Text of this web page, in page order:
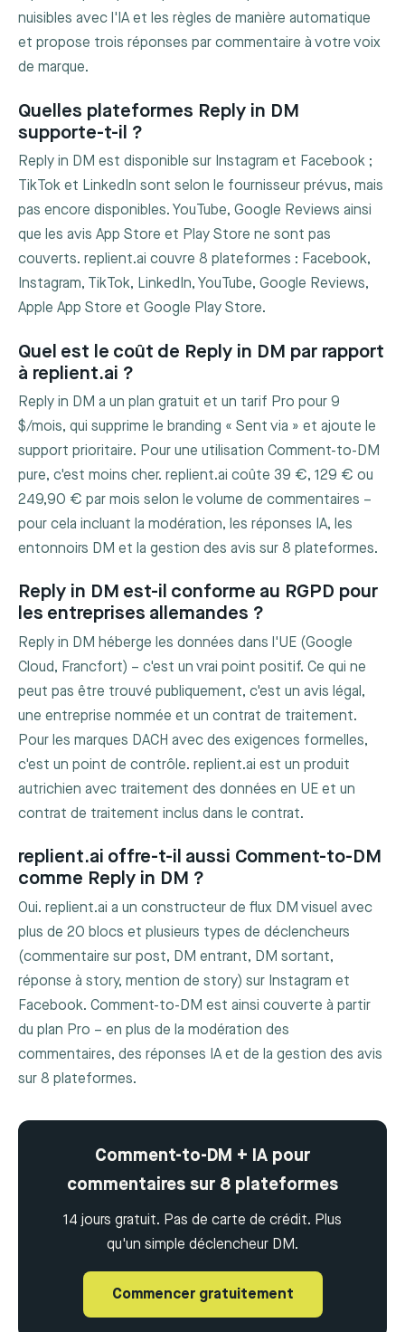
nuisibles avec l'IA et les règles de manière automatique
et propose trois réponses par commentaire à votre voix
de marque.
Quelles plateformes Reply in DM
supporte-t-il ?
Reply in DM est disponible sur Instagram et Facebook ;
TikTok et LinkedIn sont selon le fournisseur prévus, mais
pas encore disponibles. YouTube, Google Reviews ainsi
que les avis App Store et Play Store ne sont pas
couverts. replient.ai couvre 8 plateformes : Facebook,
Instagram, TikTok, LinkedIn, YouTube, Google Reviews,
Apple App Store et Google Play Store.
Quel est le coût de Reply in DM par rapport
à replient.ai ?
Reply in DM a un plan gratuit et un tarif Pro pour 9
$/mois, qui supprime le branding « Sent via » et ajoute le
support prioritaire. Pour une utilisation Comment-to-DM
pure, c'est moins cher. replient.ai coûte 39 €, 129 € ou
249,90 € par mois selon le volume de commentaires –
pour cela incluant la modération, les réponses IA, les
entonnoirs DM et la gestion des avis sur 8 plateformes.
Reply in DM est-il conforme au RGPD pour
les entreprises allemandes ?
Reply in DM héberge les données dans l'UE (Google
Cloud, Francfort) – c'est un vrai point positif. Ce qui ne
peut pas être trouvé publiquement, c'est un avis légal,
une entreprise nommée et un contrat de traitement.
Pour les marques DACH avec des exigences formelles,
c'est un point de contrôle. replient.ai est un produit
autrichien avec traitement des données en UE et un
contrat de traitement inclus dans le contrat.
replient.ai offre-t-il aussi Comment-to-DM
comme Reply in DM ?
Oui. replient.ai a un constructeur de flux DM visuel avec
plus de 20 blocs et plusieurs types de déclencheurs
(commentaire sur post, DM entrant, DM sortant,
réponse à story, mention de story) sur Instagram et
Facebook. Comment-to-DM est ainsi couverte à partir
du plan Pro – en plus de la modération des
commentaires, des réponses IA et de la gestion des avis
sur 8 plateformes.
Comment-to-DM + IA pour
commentaires sur 8 plateformes
14 jours gratuit. Pas de carte de crédit. Plus
qu'un simple déclencheur DM.
Commencer gratuitement